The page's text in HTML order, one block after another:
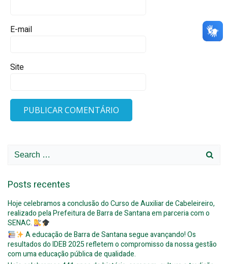
E-mail
Site
Search
Posts recentes
Hoje celebramos a conclusão do Curso de Auxiliar de Cabeleireiro,
realizado pela Prefeitura de Barra de Santana em parceria com o
SENAC.
A educação de Barra de Santana segue avançando! Os
resultados do IDEB 2025 refletem o compromisso da nossa gestão
com uma educação pública de qualidade.